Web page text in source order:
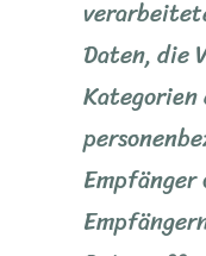
Daten, die